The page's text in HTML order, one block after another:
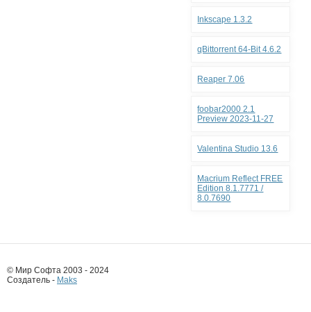
Inkscape 1.3.2
qBittorrent 64-Bit 4.6.2
Reaper 7.06
foobar2000 2.1
Preview 2023-11-27
Valentina Studio 13.6
Macrium Reflect FREE
Edition 8.1.7771 /
8.0.7690
© Мир Софта 2003 - 2024
Создатель - Maks